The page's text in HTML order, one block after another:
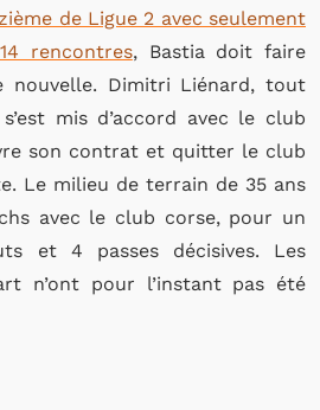
de Ligue 2 avec seulement
rencontres, Bastia doit faire
nouvelle. Dimitri Liénard, tout
mis d’accord avec le club
son contrat et quitter le club
Le milieu de terrain de 35 ans
avec le club corse, pour un
et 4 passes décisives. Les
n’ont pour l’instant pas été